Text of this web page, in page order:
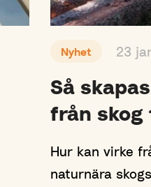
Nyhet 23
Så
från skog
Hur kan virke
naturnära